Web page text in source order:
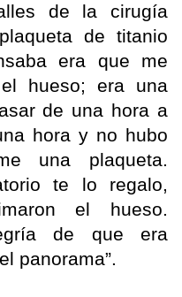
de la cirugía
de titanio
era que me
hueso; era una
de una hora a
hora y no hubo
una plaqueta.
te lo regalo,
el hueso.
de que era
panorama”.